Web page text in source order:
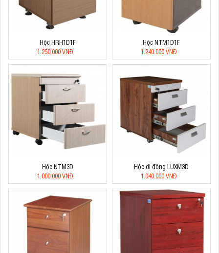
Hộc HRH1D1F
1.250.000 VNĐ
Hộc NTM1D1F
1.240.000 VNĐ
Hộc NTM3D
1.000.000 VNĐ
Hộc di động LUXM3D
1.040.000 VNĐ